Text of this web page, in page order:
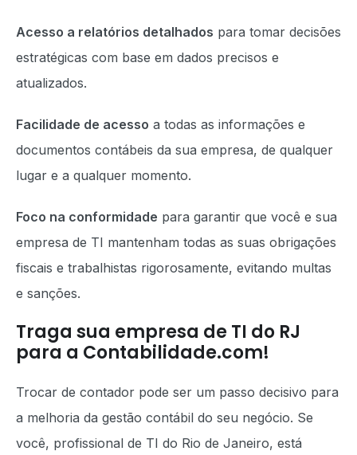
Acesso a relatórios detalhados para tomar decisões
estratégicas com base em dados precisos e
atualizados.
Facilidade de acesso a todas as informações e
documentos contábeis da sua empresa, de qualquer
lugar e a qualquer momento.
Foco na conformidade para garantir que você e sua
empresa de TI mantenham todas as suas obrigações
fiscais e trabalhistas rigorosamente, evitando multas
e sanções.
Traga sua empresa de TI do RJ
para a Contabilidade.com!
Trocar de contador pode ser um passo decisivo para
a melhoria da gestão contábil do seu negócio. Se
você, profissional de TI do Rio de Janeiro, está